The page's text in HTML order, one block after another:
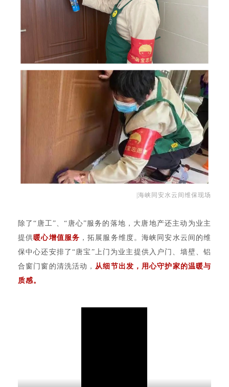
|海峡同安水 云间维保现场
除了“唐工”、“唐心”服务的落地，大唐地产还主动为业主
提供暖心增值服务 ，拓展服务维度。海峡同安水云间的维
保中心还安排了“唐宝”上门为业主提供入户门、墙壁、铝
合窗门窗的清洗活动，从细节出发，用心守护家的温暖与
质感。